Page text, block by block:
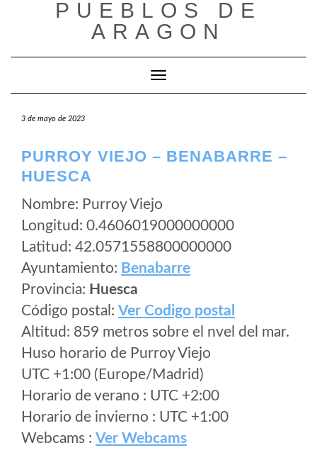
PUEBLOS DE
ARAGON
Cambiar modo de navegación
3 de mayo de 2023
PURROY VIEJO – BENABARRE –
HUESCA
Nombre: Purroy Viejo
Longitud: 0.4606019000000000
Latitud: 42.0571558800000000
Ayuntamiento: Benabarre
Provincia: Huesca
Código postal: Ver Codigo postal
Altitud: 859 metros sobre el nvel del mar.
Huso horario de Purroy Viejo
UTC +1:00 (Europe/Madrid)
Horario de verano : UTC +2:00
Horario de invierno : UTC +1:00
Webcams : Ver Webcams